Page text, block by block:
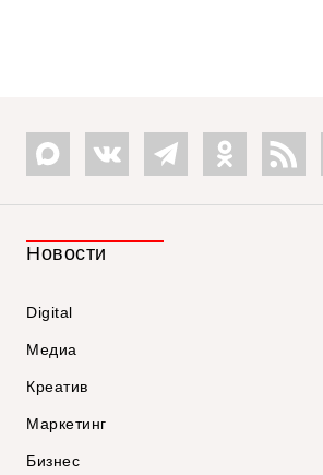
Новости
Digital
Медиа
Креатив
Маркетинг
Бизнес